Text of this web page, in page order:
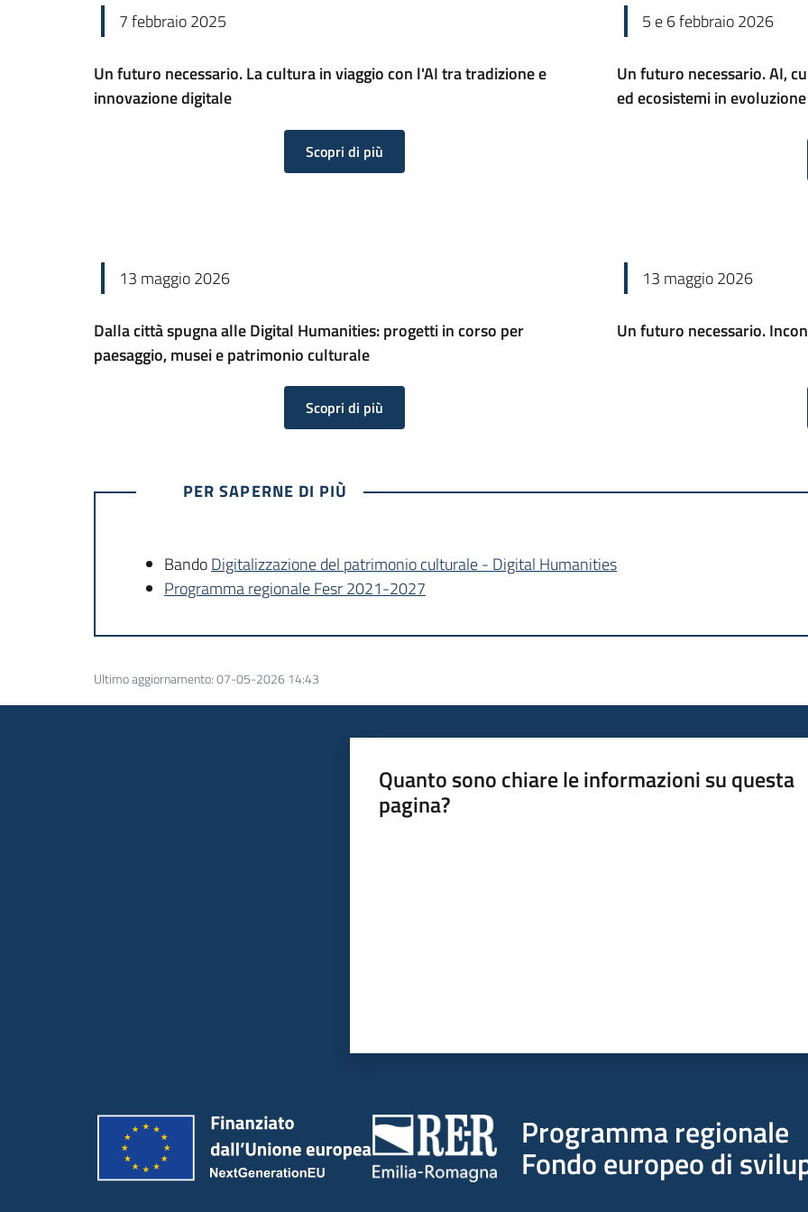
7 febbraio 2025
Un futuro necessario. La cultura in viaggio con l'AI tra tradizione e
innovazione digitale
Scopri di più
5 e 6 febbraio 2026
Un futuro necessario. AI,
ed ecosistemi in evoluzione
13 maggio 2026
Dalla città spugna alle Digital Humanities:​ progetti in corso per
paesaggio,​ musei e patrimonio culturale
Scopri di più
13 maggio 2026
Un futuro necessario.
PER SAPERNE DI PIÙ
BandoDigitalizzazione del patrimonio culturale - Digital Humanities
Programma regionale Fesr 2021-2027
Ultimo aggiornamento:07-05-2026 14:43
Quanto sono chiare le informazioni su questa
pagina?
Programma regionale
Fondo europeo di